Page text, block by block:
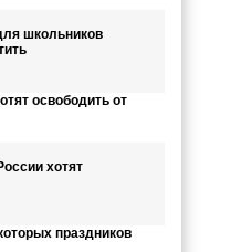
школьников
освободить от
хотят
праздников